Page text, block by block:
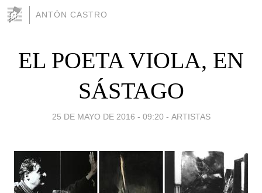
ANTÓN CASTRO
EL POETA VIOLA, EN
SÁSTAGO
25 DE MAYO DE 2016 - 09:20 - ARTISTAS